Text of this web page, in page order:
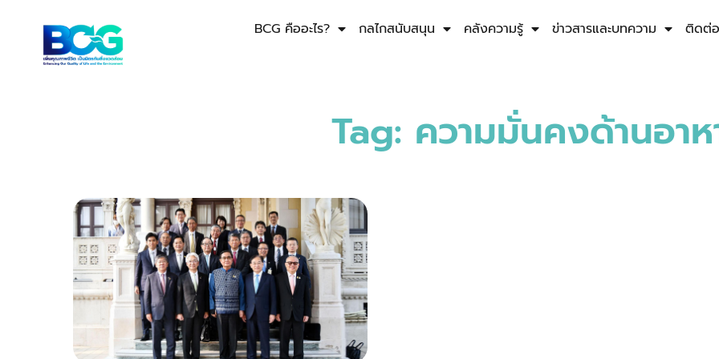
BCG คืออะไร? กลไกสนับสนุน คลังความรู้ ข่าวสารและบทความ ติดต่อ
Tag: ความมั่นคงด้านอาห